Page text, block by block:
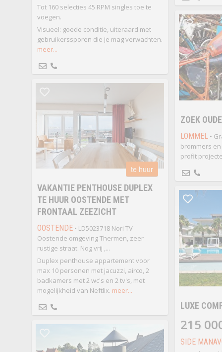
Tot 160 selecties 45 RPM singles toe te
voegen.
Visueel: goede conditie, uiteraard met
gebruikerssporen die je mag verwachten.
meer...
ZOEK
LOMMEL•
brommers
profit
te huur
VAKANTIE PENTHOUSE DUPLEX
TE HUUR OOSTENDE MET
FRONTAAL ZEEZICHT
OOSTENDE• LD5023718 Nori TV
Oostende omgeving Thermen, zeer
rustige straat. Nog vrij ,...
Duplex penthouse appartement voor
max 10 personen met jacuzzi, airco, 2
badkamers met 2 wc's en 2 tv's, met
mogelijkheid van Neftlix. meer...
LUXE
215
SIDE